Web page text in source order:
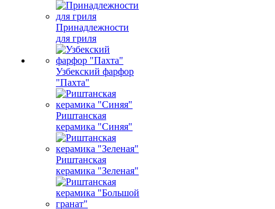
Принадлежности
для гриля
Узбекский фарфор
"Пахта"
Риштанская
керамика "Синяя"
Риштанская
керамика "Зеленая"